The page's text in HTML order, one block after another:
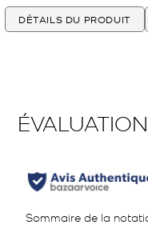
DÉTAILS DU PRODUIT